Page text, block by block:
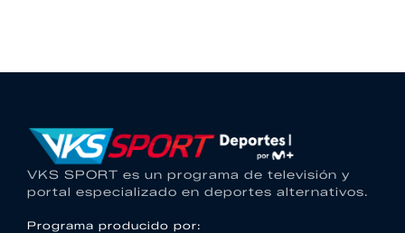
VKS SPORT es un programa de televisión y
portal especializado en deportes alternativos.
Programa producido por: